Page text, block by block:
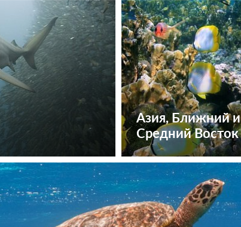
Азия, Ближний и
Средний Восток
Посмотреть туры